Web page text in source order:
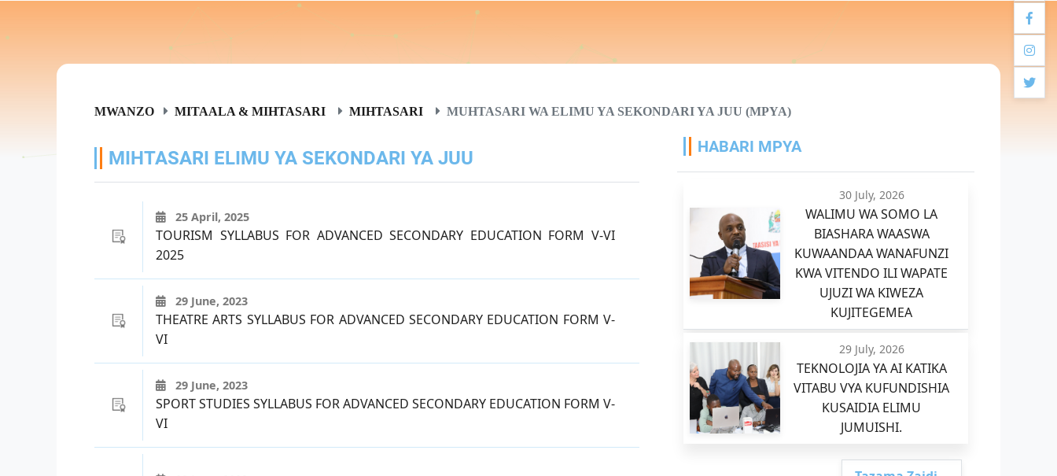
MWANZO MITAALA & MIHTASARI MIHTASARI MUHTASARI WA ELIMU YA SEKONDARI YA JUU (MPYA)
MIHTASARI ELIMU YA SEKONDARI YA JUU
25 April, 2025
TOURISM SYLLABUS FOR ADVANCED SECONDARY EDUCATION FORM V-VI
2025
29 June, 2023
THEATRE ARTS SYLLABUS FOR ADVANCED SECONDARY EDUCATION FORM V-
VI
29 June, 2023
SPORT STUDIES SYLLABUS FOR ADVANCED SECONDARY EDUCATION FORM V-
VI
HABARI MPYA
30 July, 2026
WALIMU WA SOMO LA
BIASHARA WAASWA
KUWAANDAA WANAFUNZI
KWA VITENDO ILI WAPATE
UJUZI WA KIWEZA
KUJITEGEMEA
29 July, 2026
TEKNOLOJIA YA AI KATIKA
VITABU VYA KUFUNDISHIA
KUSAIDIA ELIMU
JUMUISHI.
twitter